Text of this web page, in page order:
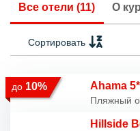
Все отели (11) О
Сортировать
до 10% Ahama 5*
Пляжный
Hillside